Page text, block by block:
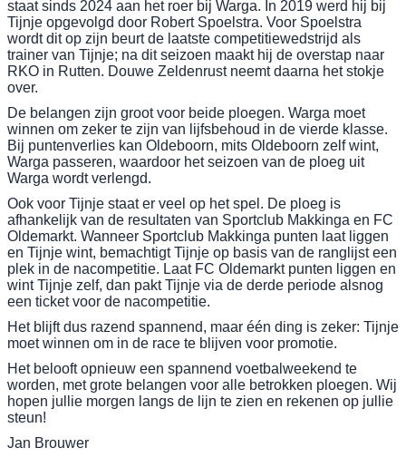
staat sinds 2024 aan het roer bij Warga. In 2019 werd hij bij
Tijnje opgevolgd door Robert Spoelstra. Voor Spoelstra
wordt dit op zijn beurt de laatste competitiewedstrijd als
trainer van Tijnje; na dit seizoen maakt hij de overstap naar
RKO in Rutten. Douwe Zeldenrust neemt daarna het stokje
over.
De belangen zijn groot voor beide ploegen. Warga moet
winnen om zeker te zijn van lijfsbehoud in de vierde klasse.
Bij puntenverlies kan Oldeboorn, mits Oldeboorn zelf wint,
Warga passeren, waardoor het seizoen van de ploeg uit
Warga wordt verlengd.
Ook voor Tijnje staat er veel op het spel. De ploeg is
afhankelijk van de resultaten van Sportclub Makkinga en FC
Oldemarkt. Wanneer Sportclub Makkinga punten laat liggen
en Tijnje wint, bemachtigt Tijnje op basis van de ranglijst een
plek in de nacompetitie. Laat FC Oldemarkt punten liggen en
wint Tijnje zelf, dan pakt Tijnje via de derde periode alsnog
een ticket voor de nacompetitie.
Het blijft dus razend spannend, maar één ding is zeker: Tijnje
moet winnen om in de race te blijven voor promotie.
Het belooft opnieuw een spannend voetbalweekend te
worden, met grote belangen voor alle betrokken ploegen. Wij
hopen jullie morgen langs de lijn te zien en rekenen op jullie
steun!
Jan Brouwer